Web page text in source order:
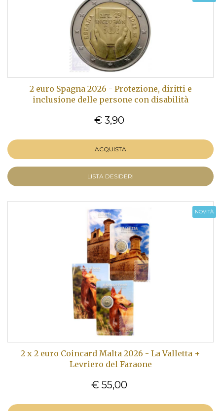
2 euro Spagna 2026 - Protezione, diritti e
inclusione delle persone con disabilità
€ 3,90
ACQUISTA
LISTA DESIDERI
NOVITÀ
2 x 2 euro Coincard Malta 2026 - La Valletta +
Levriero del Faraone
€ 55,00